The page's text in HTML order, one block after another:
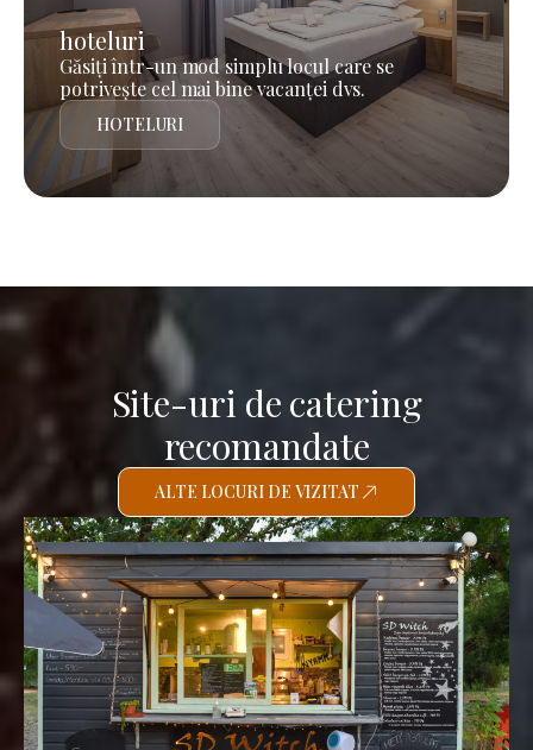
hoteluri
Găsiți într-un mod simplu locul care se
potrivește cel mai bine vacanței dvs.
HOTELURI
Site-uri de catering
recomandate
ALTE LOCURI DE VIZITAT